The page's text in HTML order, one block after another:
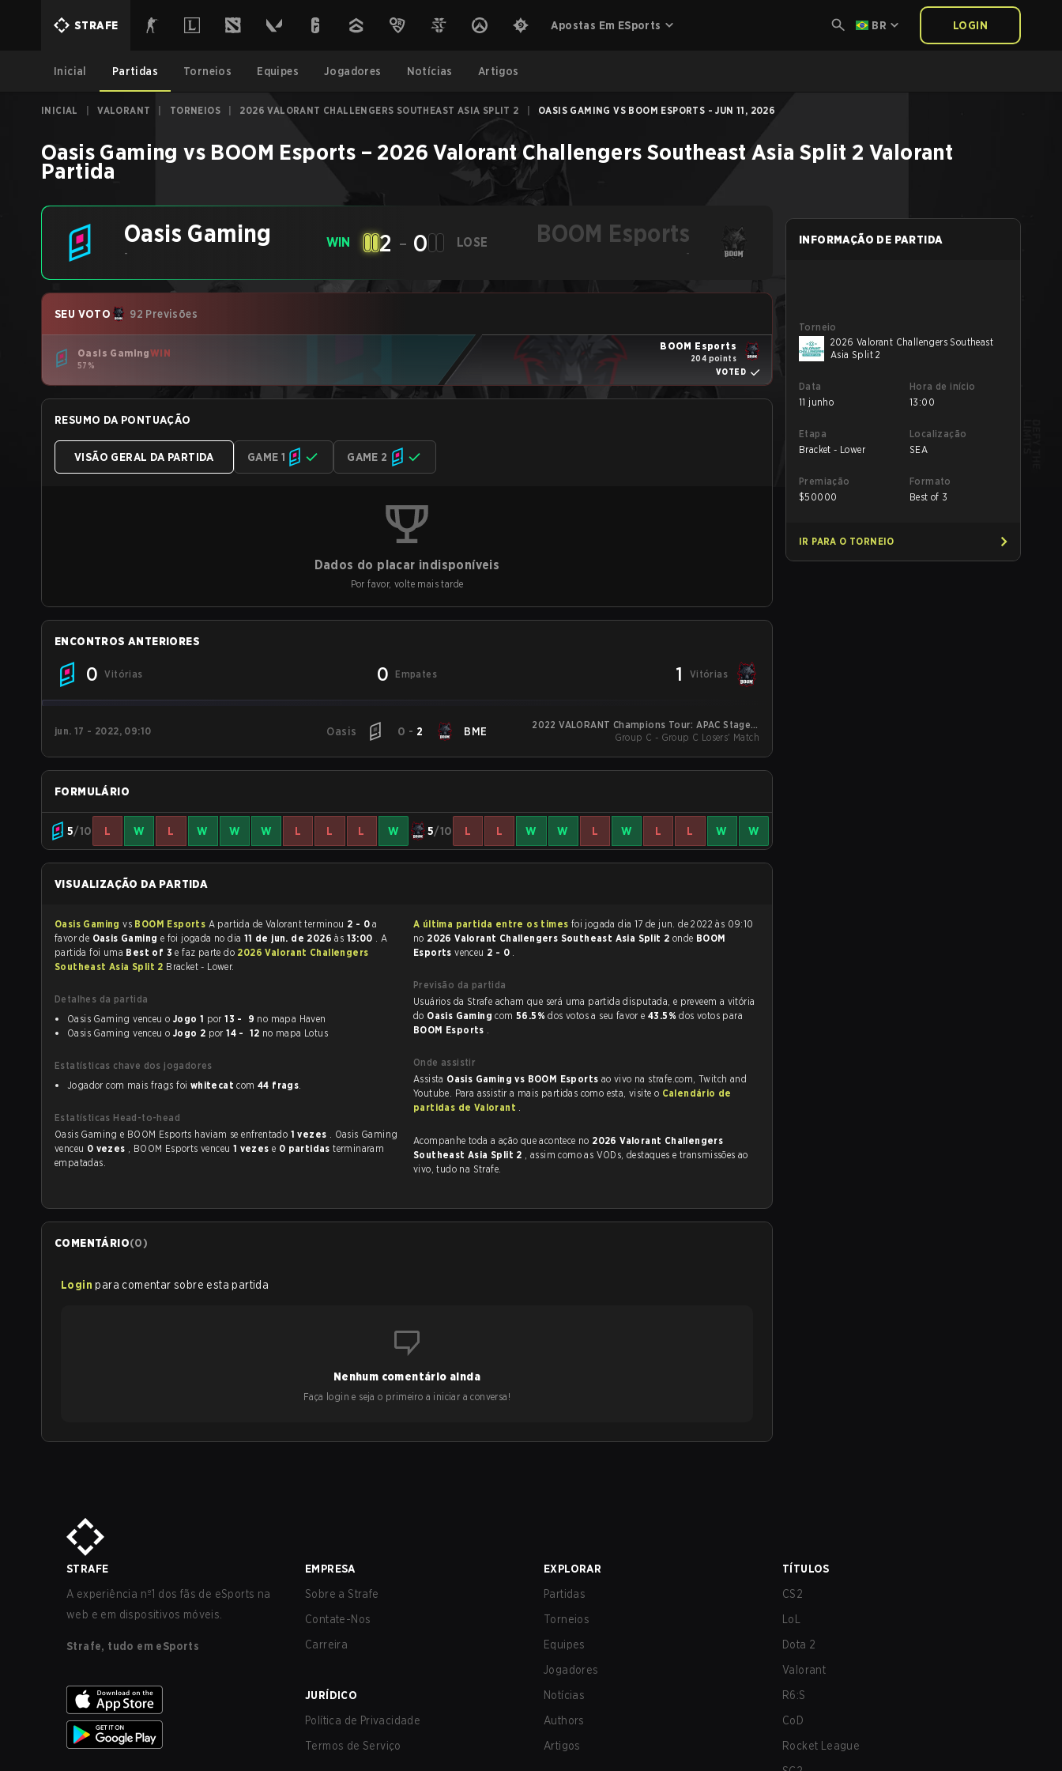
STRAFE Apostas Em ESports BR LOGIN
Inicial Partidas Torneios Equipes Jogadores Notícias Artigos
INICIAL VALORANT TORNEIOS 2026 VALORANT CHALLENGERS SOUTHEAST ASIA SPLIT 2 OASIS GAMING VS BOOM ESPORTS - JUN 11, 2026
Oasis Gaming vs BOOM Esports – 2026 Valorant Challengers Southeast Asia Split 2 Valorant
Partida
Oasis Gaming
-
WIN 2 - 0 LOSE BOOM Esports
-
SEU VOTO 92 Previsões
Oasis GamingWIN
57%
BOOM Esports
204 points
VOTED
RESUMO DA PONTUAÇÃO
VISÃO GERAL DA PARTIDA GAME 1 GAME 2
Dados do placar indisponíveis
Por favor, volte mais tarde
ENCONTROS ANTERIORES
0 Vitórias 0 Empates 1 Vitórias
jun. 17 - 2022, 09:10 Oasis 0 - 2 BME
2022 VALORANT Champions Tour: APAC Stage 2
Challengers
Group C - Group C Losers' Match
FORMULÁRIO
5/10 L W L W W W L L L W 5/10 L L W W L W L L W W
VISUALIZAÇÃO DA PARTIDA
Oasis Gamingvs BOOM Esports A partida de Valorant terminou 2 - 0a
favor de Oasis Gaming e foi jogada no dia 11 de jun. de 2026às 13:00 . A
partida foi uma Best of 3e faz parte do 2026 Valorant Challengers
Southeast Asia Split 2 Bracket - Lower.
Detalhes da partida
Oasis Gaming venceu o Jogo 1 por 13 - 9 no mapa Haven
Oasis Gaming venceu o Jogo 2 por 14 - 12 no mapa Lotus
Estatísticas chave dos jogadores
Jogador com mais frags foi whitecat com 44 frags.
Estatísticas Head-to-head
Oasis Gaming e BOOM Esports haviam se enfrentado 1 vezes . Oasis Gaming
venceu 0 vezes , BOOM Esports venceu 1 vezes e 0 partidasterminaram
empatadas.
A última partida entre os times
no 2026 Valorant Challengers Southeast Asia Split 2 onde BOOM
Esportsvenceu 2 - 0 .
Previsão da partida
Usuários da Strafe acham que será uma partida disputada, e preveem a vitória
do Oasis Gamingcom 56.5%dos votos a seu favor e 43.5%dos votos para
BOOM Esports .
Onde assistir
Assista Oasis Gaming vs BOOM Esports ao vivo na strafe.com, Twitch and
Youtube. Para assistir a mais partidas como esta, visite o Calendário de
partidas de Valorant .
Acompanhe toda a ação que acontece no 2026 Valorant Challengers
Southeast Asia Split 2 , assim como as VODs, destaques e transmissões ao
vivo, tudo na Strafe.
COMENTÁRIO(0)
Login para comentar sobre esta partida
Nenhum comentário ainda
Faça login e seja o primeiro a iniciar a conversa!
INFORMAÇÃO DE PARTIDA
Torneio
2026 Valorant Challengers Southeast
Asia Split 2
Data
11 junho
Hora de início
13:00
Etapa
Bracket - Lower
Localização
SEA
Premiação
$50000
Formato
Best of 3
IR PARA O TORNEIO
STRAFE
A experiência nº1 dos fãs de eSports na
web e em dispositivos móveis.
Strafe, tudo em eSports
EMPRESA
Sobre a Strafe
Contate-Nos
Carreira
JURÍDICO
Política de Privacidade
Termos de Serviço
EXPLORAR
Partidas
Torneios
Equipes
Jogadores
Notícias
Authors
Artigos
TÍTULOS
CS2
LoL
Dota 2
Valorant
R6:S
CoD
Rocket League